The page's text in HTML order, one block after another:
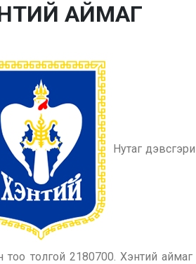
АЙМАГ
Нутаг
тоо толгой 2180700. Хэнтий